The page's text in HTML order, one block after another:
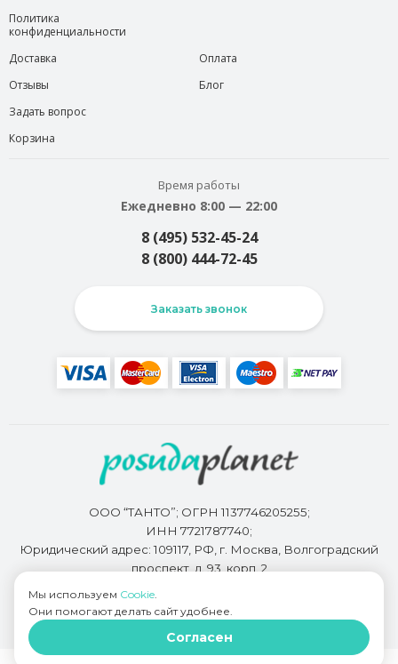
Политика
конфиденциальности
Доставка
Отзывы
Задать вопрос
Корзина
Оплата
Блог
Время работы
Ежедневно 8:00 — 22:00
8 (495) 532-45-24
8 (800) 444-72-45
Заказать звонок
ООО “ТАНТО”; ОГРН 1137746205255;
ИНН 7721787740;
Юридический адрес: 109117, РФ, г. Москва, Волгоградский
проспект, д. 93, корп. 2
Разработкой сайта занимается
Мы используем Cookie.
Они помогают делать сайт удобнее.
Согласен